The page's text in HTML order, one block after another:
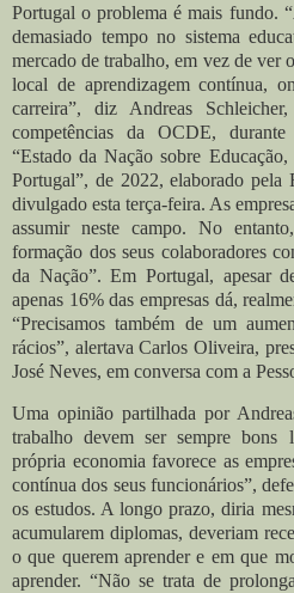
Portugal o problema é mais fundo.
demasiado tempo no sistema
mercado de trabalho, em vez de ver
local de aprendizagem contínua,
carreira”, diz Andreas
competências da OCDE,
“Estado da Nação sobre
Portugal”, de 2022, elaborado pela
divulgado esta terça-feira. As
assumir neste campo. No
formação dos seus colaboradores
da Nação”. Em Portugal, apesar
apenas 16% das empresas dá,
“Precisamos também de um
rácios”, alertava Carlos Oliveira,
José Neves, em conversa com a
Uma opinião partilhada por
trabalho devem ser sempre bons
própria economia favorece as
contínua dos seus funcionários”,
os estudos. A longo prazo, diria
acumularem diplomas, deveriam
o que querem aprender e em que
aprender. “Não se trata de